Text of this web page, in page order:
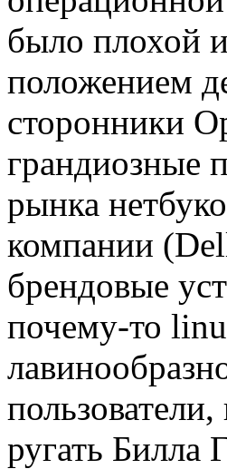
было плохой
положением
сторонники
грандиозные
рынка
компании
брендовые
почему-то
ругать Билла